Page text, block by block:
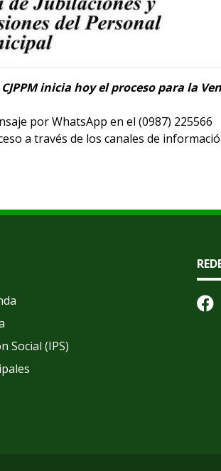
inicia hoy el proceso para la
por WhatsApp en el (0987) 225566
a través de los canales de
Social (IPS)